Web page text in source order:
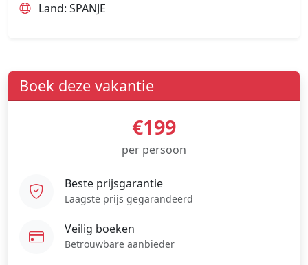
Land: SPANJE
Boek deze vakantie
€199
per persoon
Beste prijsgarantie
Laagste prijs gegarandeerd
Veilig boeken
Betrouwbare aanbieder